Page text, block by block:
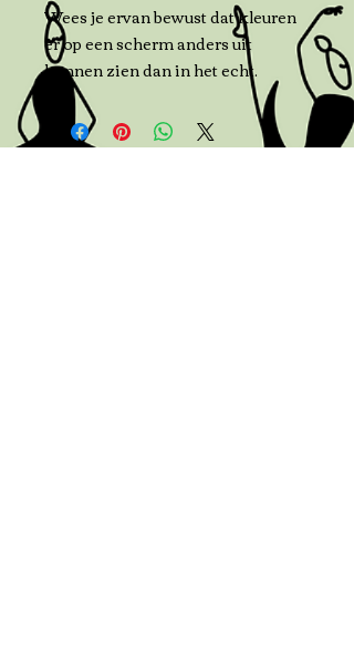
Wees je ervan bewust dat kleuren
er op een scherm anders uit
kunnen zien dan in het echt.